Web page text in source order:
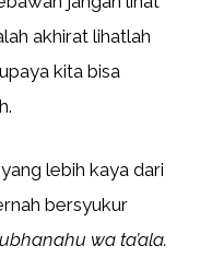
akhirat lihatlah
kita bisa
lebih kaya dari
bersyukur
wa ta’ala.